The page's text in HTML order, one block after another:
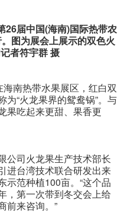
26届中国(海南)国际热带农
图为展会上展示的双色火
者符宇群 摄
海南热带水果展区，红白双
“火龙果界的鸳鸯锅”。与
果吃起来更甜、果香更
公司火龙果生产技术部长
进台湾技术联合研发出来
示范种植100亩。“这个品
，第一次带到冬交会上给
前来咨询。”